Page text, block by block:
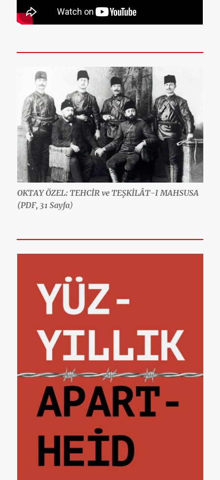
OKTAY ÖZEL: TEHCİR ve TEŞKİLÂT-I MAHSUSA
(PDF, 31 Sayfa)